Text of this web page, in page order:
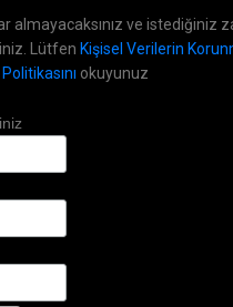
almayacaksınız ve istediğiniz
Lütfen Kişisel Verilerin
okuyunuz